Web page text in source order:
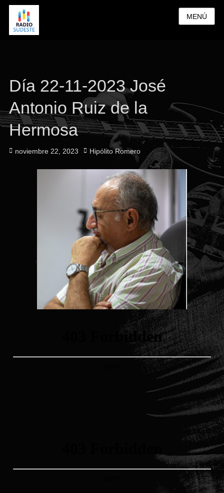
MENÚ
Día 22-11-2023 José
Antonio Ruiz de la
Hermosa
Publicado
noviembre 22, 2023 Autor
Hipólito Romero